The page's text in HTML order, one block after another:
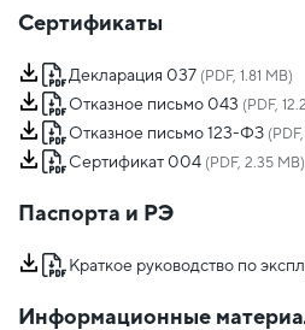
Сертификаты
Декларация 037 (PDF, 1.81 MB)
Отказное письмо 043 (PDF,
Отказное письмо 123-ФЗ
Сертификат 004 (PDF, 2.35 MB)
Паспорта и РЭ
Краткое руководство по
Информационные